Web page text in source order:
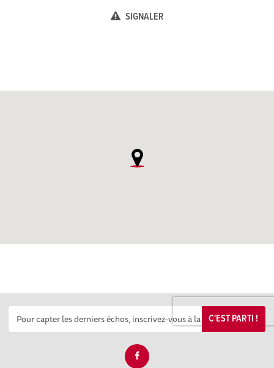
SIGNALER
C'EST PARTI !